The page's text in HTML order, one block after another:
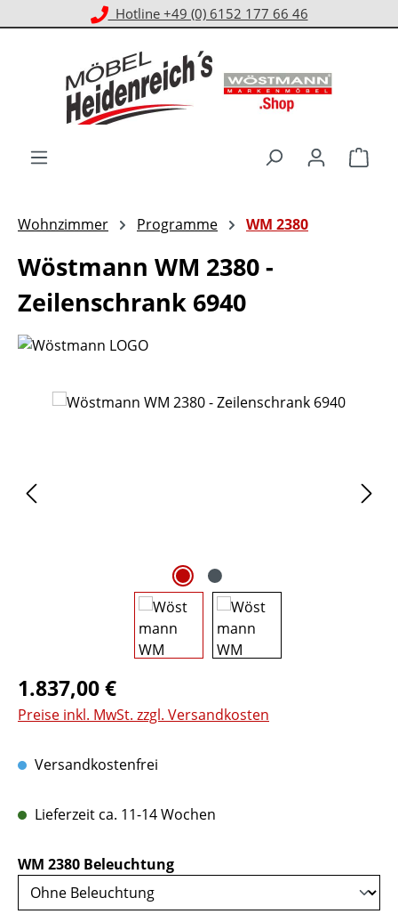
Zum Hauptinhalt springen
Kostenloser Versand ab 1.000 € EKwert**
Wohnzimmer Programme WM 2380
Wöstmann WM 2380 -
Zeilenschrank 6940
Bildergalerie überspringen
Regulärer Preis:
1.837,00 €
Preise inkl. MwSt. zzgl. Versandkosten
Versandkostenfrei
Lieferzeit ca. 11-14 Wochen
WM 2380 Beleuchtungauswählen